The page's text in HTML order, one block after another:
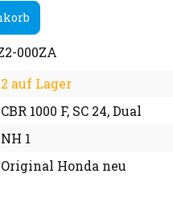
000ZA
2 auf Lager
CBR 1000 F, SC 24, Dual
NH 1
Original Honda neu